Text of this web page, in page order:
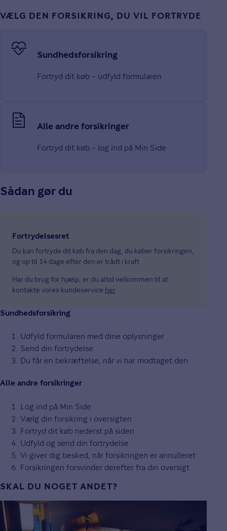
VÆLG DEN FORSIKRING, DU VIL FORTRYDE
Sundhedsforsikring
Fortryd dit køb – udfyld formularen
Alle andre forsikringer
Fortryd dit køb – log ind på Min Side
Sådan gør du
Fortrydelsesret
Du kan fortryde dit køb fra den dag, du køber forsikringen,
og op til 14 dage efter den er trådt i kraft
Har du brug for hjælp, er du altid velkommen til at
kontakte vores kundeservice her
Sundhedsforsikring
Udfyld formularen med dine oplysninger
Send din fortrydelse
Du får en bekræftelse, når vi har modtaget den
Alle andre forsikringer
Log ind på Min Side
Vælg din forsikring i oversigten
Fortryd dit køb nederst på siden
Udfyld og send din fortrydelse
Vi giver dig besked, når forsikringen er annulleret
Forsikringen forsvinder derefter fra din oversigt
SKAL DU NOGET ANDET?